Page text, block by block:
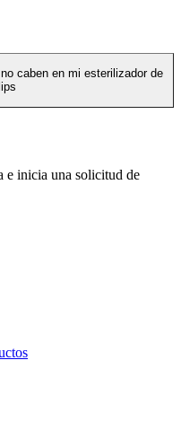
caben en mi esterilizador de
e inicia una solicitud de